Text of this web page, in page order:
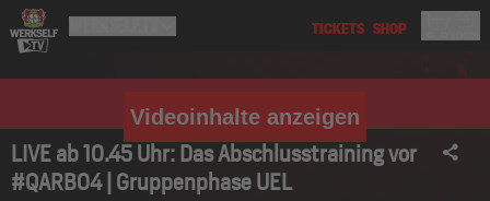
Videoinhalte anzeigen
LIVE ab 10.45 Uhr: Das Abschlusstraining vor
#QARB04 | Gruppenphase UEL